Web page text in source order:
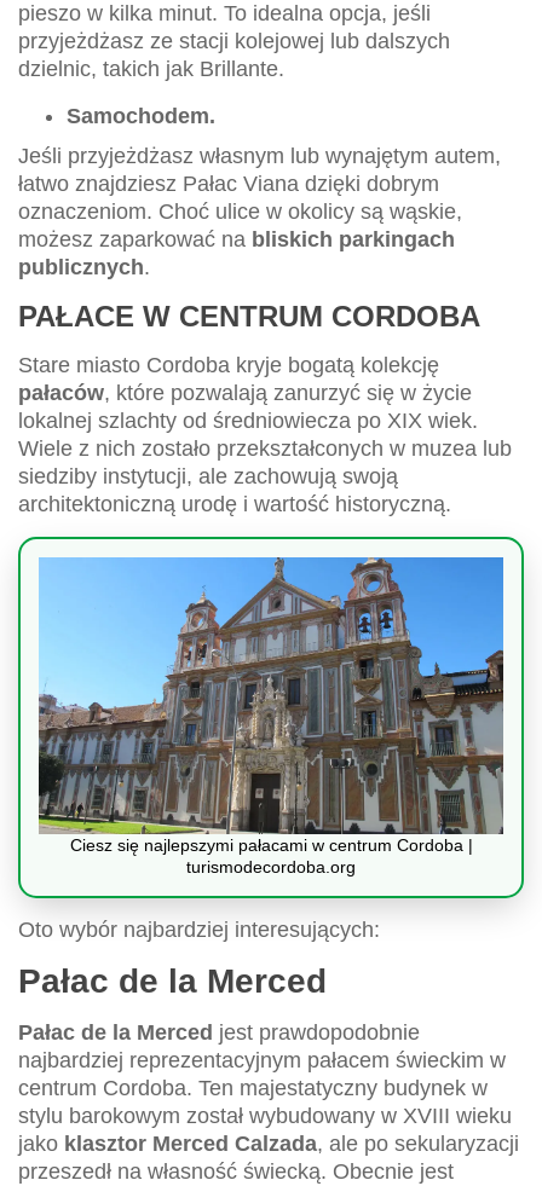
pieszo w kilka minut. To idealna opcja, jeśli
przyjeżdżasz ze stacji kolejowej lub dalszych
dzielnic, takich jak Brillante.
Samochodem.
Jeśli przyjeżdżasz własnym lub wynajętym autem,
łatwo znajdziesz Pałac Viana dzięki dobrym
oznaczeniom. Choć ulice w okolicy są wąskie,
możesz zaparkować na bliskich parkingach
publicznych.
PAŁACE W CENTRUM CORDOBA
Stare miasto Cordoba kryje bogatą kolekcję
pałaców, które pozwalają zanurzyć się w życie
lokalnej szlachty od średniowiecza po XIX wiek.
Wiele z nich zostało przekształconych w muzea lub
siedziby instytucji, ale zachowują swoją
architektoniczną urodę i wartość historyczną.
Ciesz się najlepszymi pałacami w centrum Cordoba |
turismodecordoba.org
Oto wybór najbardziej interesujących:
Pałac de la Merced
Pałac de la Merced jest prawdopodobnie
najbardziej reprezentacyjnym pałacem świeckim w
centrum Cordoba. Ten majestatyczny budynek w
stylu barokowym został wybudowany w XVIII wieku
jako klasztor Merced Calzada, ale po sekularyzacji
przeszedł na własność świecką. Obecnie jest